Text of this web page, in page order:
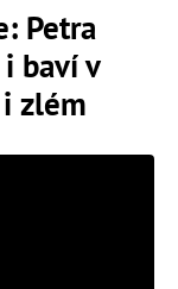
Petra
baví v
zlém